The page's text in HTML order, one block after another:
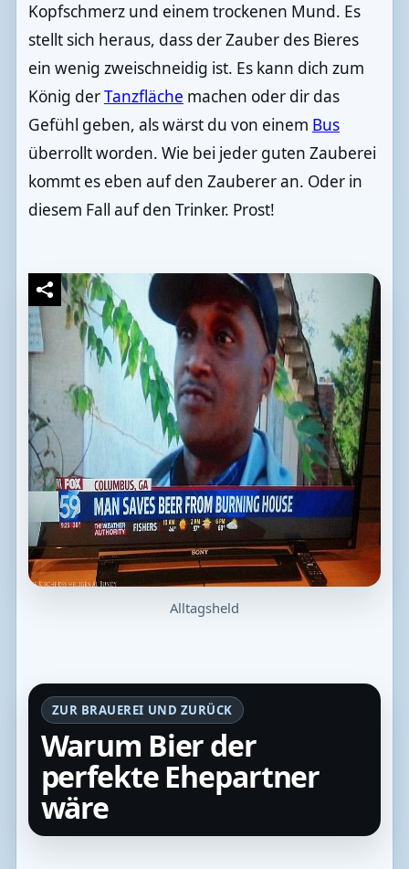
Kopfschmerz und einem trockenen Mund. Es
stellt sich heraus, dass der Zauber des Bieres
ein wenig zweischneidig ist. Es kann dich zum
König derTanzfläche machen oder dir das
Gefühl geben, als wärst du von einem Bus
überrollt worden. Wie bei jeder guten Zauberei
kommt es eben auf den Zauberer an. Oder in
diesem Fall auf den Trinker. Prost!
Alltagsheld
ZUR BRAUEREI UND ZURÜCK
Warum Bier der
perfekte Ehepartner
wäre